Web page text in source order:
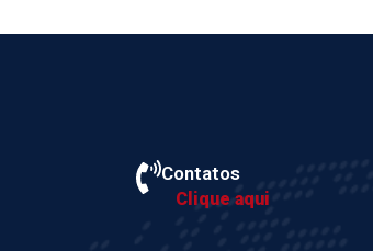
Contatos
Clique aqui